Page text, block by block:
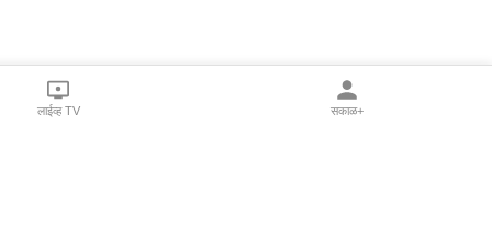
लाईव्ह TV सकाळ+